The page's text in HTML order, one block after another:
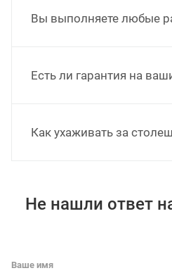
Вы выполняете любые
Есть ли гарантия на
Как ухаживать за
Не нашли ответ
Ваше имя